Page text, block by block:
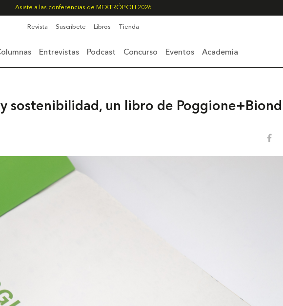
Asiste a las conferencias de MEXTRÓPOLI 2026
Revista Suscríbete Libros Tienda
Entrevistas Podcast Concurso Eventos Academia
sostenibilidad, un libro de